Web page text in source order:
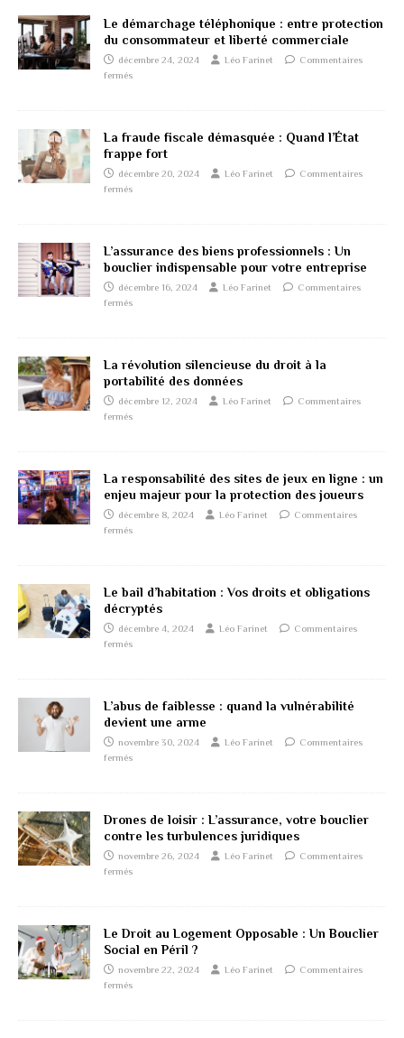
Le démarchage téléphonique : entre protection
du consommateur et liberté commerciale
décembre 24, 2024 Léo Farinet
Commentaires
fermés
La fraude fiscale démasquée : Quand l’État
frappe fort
décembre 20, 2024 Léo Farinet
Commentaires
fermés
L’assurance des biens professionnels : Un
bouclier indispensable pour votre entreprise
décembre 16, 2024 Léo Farinet
Commentaires
fermés
La révolution silencieuse du droit à la
portabilité des données
décembre 12, 2024 Léo Farinet
Commentaires
fermés
La responsabilité des sites de jeux en ligne : un
enjeu majeur pour la protection des joueurs
décembre 8, 2024 Léo Farinet
Commentaires
fermés
Le bail d’habitation : Vos droits et obligations
décryptés
décembre 4, 2024 Léo Farinet
Commentaires
fermés
L’abus de faiblesse : quand la vulnérabilité
devient une arme
novembre 30, 2024 Léo Farinet
Commentaires
fermés
Drones de loisir : L’assurance, votre bouclier
contre les turbulences juridiques
novembre 26, 2024 Léo Farinet
Commentaires
fermés
Le Droit au Logement Opposable : Un Bouclier
Social en Péril ?
novembre 22, 2024 Léo Farinet
Commentaires
fermés